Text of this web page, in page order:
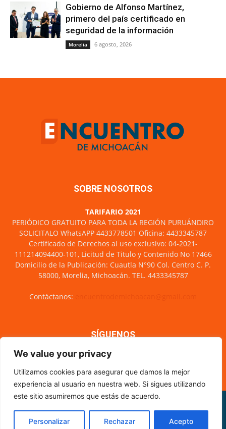
We value your privacy
Utilizamos cookies para asegurar que damos la mejor
experiencia al usuario en nuestra web. Si sigues utilizando
este sitio asumiremos que estás de acuerdo.
Personalizar Rechazar Acepto
Gobierno de Alfonso Martínez,
primero del país certificado en
seguridad de la información
Morelia 6 agosto, 2026
SOBRE NOSOTROS
TARIFARIO 2021
PERIÓDICO GRATUITO PARA TODA LA REGIÓN PURUÁNDIRO
SOLICITALO WhatsAPP 4433778501 Oficina: 4433345787
Certificado de Derechos al uso exclusivo: 04-2021-
111214094400-101, Licitud de Titulo y Contenido No 17466
Domicilio de la Publicación: Cuautla N°90 Col. Centro C. P.
58000, Morelia, Michoacán. TEL. 4433345787
Contáctanos:
SÍGUENOS
Nosotros
CÓDIGO DE ÉTICA PERIODÍSTICA
XML Sitemap